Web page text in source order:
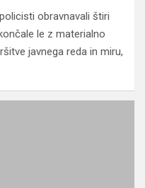
obravnavali štiri
le z materialno
javnega reda in miru,